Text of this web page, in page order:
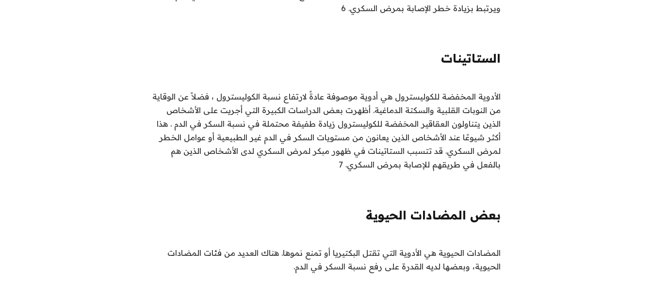
ويرتبط بزيادة خطر الإصابة بمرض السكري. 6
الستاتينات
الأدوية المخفضة للكوليسترول هي أدوية موصوفة عادةً لارتفاع نسبة الكوليسترول ، فضلاً عن الوقاية
من النوبات القلبية والسكتة الدماغية. أظهرت بعض الدراسات الكبيرة التي أجريت على الأشخاص
الذين يتناولون العقاقير المخفضة للكوليسترول زيادة طفيفة محتملة في نسبة السكر في الدم . هذا
أكثر شيوعًا عند الأشخاص الذين يعانون من مستويات السكر في الدم غير الطبيعية أو عوامل الخطر
لمرض السكري. قد تتسبب الستاتينات في ظهور مبكر لمرض السكري لدى الأشخاص الذين هم
بالفعل في طريقهم للإصابة بمرض السكري. 7
بعض المضادات الحيوية
المضادات الحيوية هي الأدوية التي تقتل البكتيريا أو تمنع نموها. هناك العديد من فئات المضادات
الحيوية، وبعضها لديه القدرة على رفع نسبة السكر في الدم.